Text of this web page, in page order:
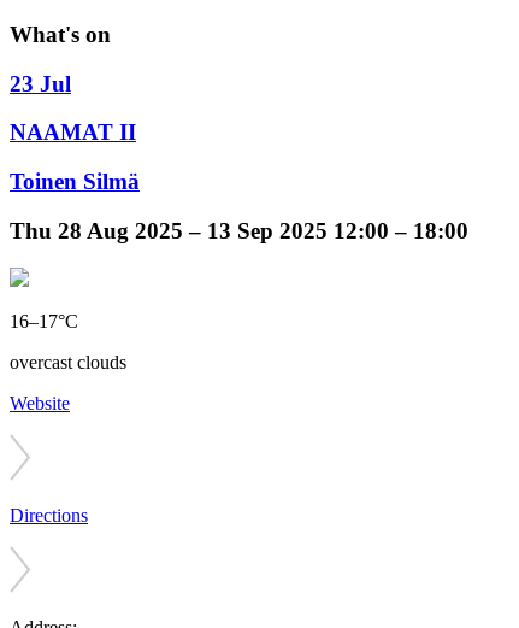
What's on
23 Jul
NAAMAT II
Toinen Silmä
Thu 28 Aug 2025 – 13 Sep 2025 12:00 – 18:00
16–17°C
overcast clouds
Website
Directions